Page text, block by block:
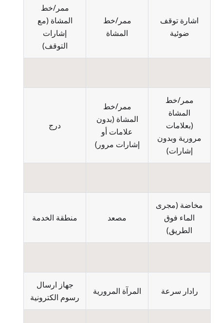
اشارة توقف
ضوئية
ممر/خط
المشاة
ممر/خط
المشاة (مع
إشارات
التوقف)
ممر/خط
المشاة
(بعلامات
مرورية وبدون
إشارات)
ممر/خط
المشاة (بدون
علامات أو
إشارات مرور )
درج
مخاضة (مجرى
الماء فوق
الطريق)
مصعد منطقة الخدمة
رادار سرعة المرآة المرورية
جهاز ارسال
رسوم الكترونية